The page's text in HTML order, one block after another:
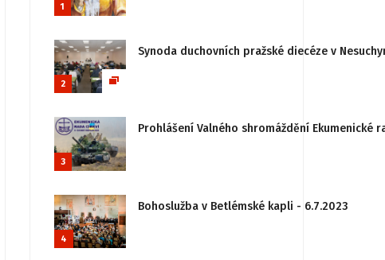
1
2
Synoda duchovních pražské diecéze v
3
Prohlášení Valného shromáždění
4
Bohoslužba v Betlémské kapli - 6.7.2023